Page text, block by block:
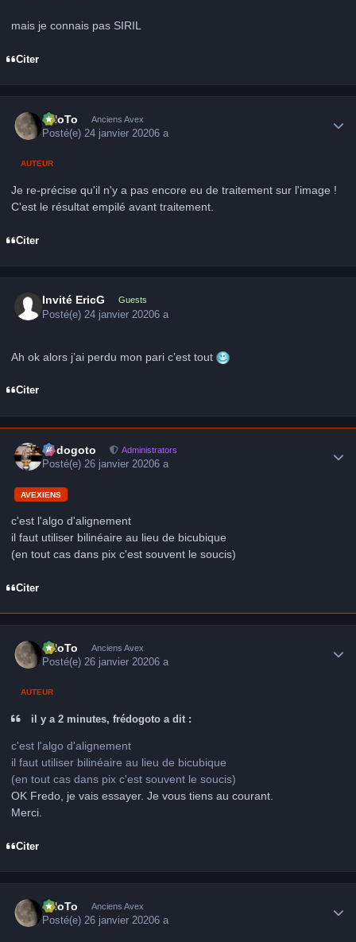
mais je connais pas SIRIL
Citer
FHoTo Anciens Avex
Posté(e)24 janvier 20206 a
AUTEUR
Je re-précise qu'il n'y a pas encore eu de traitement sur l'image !
C'est le résultat empilé avant traitement.
Citer
Invité EricG Guests
Posté(e) 24 janvier 20206 a
Ah ok alors j’ai perdu mon pari c’est tout
Citer
frédogoto Administrators
Posté(e)26 janvier 20206 a
AVEXIENS
c'est l'algo d'alignement
il faut utiliser bilinéaire au lieu de bicubique
(en tout cas dans pix c'est souvent le soucis)
Citer
FHoTo Anciens Avex
Posté(e)26 janvier 20206 a
AUTEUR
il y a 2 minutes, frédogoto a dit :
c'est l'algo d'alignement
il faut utiliser bilinéaire au lieu de bicubique
(en tout cas dans pix c'est souvent le soucis)
OK Fredo, je vais essayer. Je vous tiens au courant.
Merci.
Citer
FHoTo Anciens Avex
Posté(e)26 janvier 20206 a